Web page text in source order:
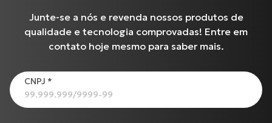
Produtos
Junte-se a nós e revenda nossos produtos de
qualidade e tecnologia comprovadas! Entre em
contato hoje mesmo para saber mais.
CNPJ *